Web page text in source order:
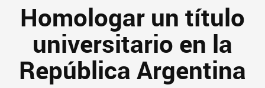
Homologar un título
universitario en la
República Argentina